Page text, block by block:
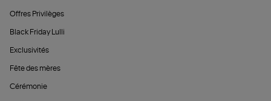
Offres Privilèges
Black Friday Lulli
Exclusivités
Fête des mères
Cérémonie